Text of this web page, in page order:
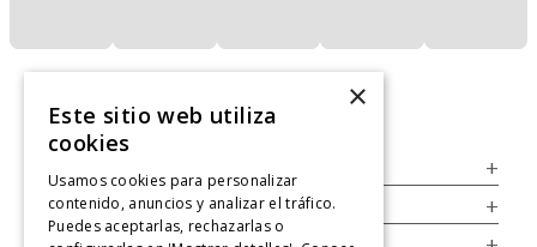
+
Legal +
×
Este sitio web utiliza
cookies
Usamos cookies para personalizar
contenido, anuncios y analizar el tráfico.
Puedes aceptarlas, rechazarlas o